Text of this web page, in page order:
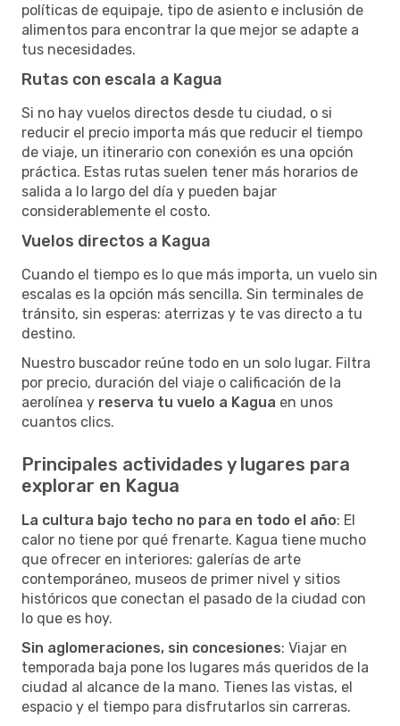
políticas de equipaje, tipo de asiento e inclusión de
alimentos para encontrar la que mejor se adapte a
tus necesidades.
Rutas con escala a Kagua
Si no hay vuelos directos desde tu ciudad, o si
reducir el precio importa más que reducir el tiempo
de viaje, un itinerario con conexión es una opción
práctica. Estas rutas suelen tener más horarios de
salida a lo largo del día y pueden bajar
considerablemente el costo.
Vuelos directos a Kagua
Cuando el tiempo es lo que más importa, un vuelo sin
escalas es la opción más sencilla. Sin terminales de
tránsito, sin esperas: aterrizas y te vas directo a tu
destino.
Nuestro buscador reúne todo en un solo lugar. Filtra
por precio, duración del viaje o calificación de la
aerolínea y reserva tu vuelo a Kagua en unos
cuantos clics.
Principales actividades y lugares para
explorar en Kagua
La cultura bajo techo no para en todo el año: El
calor no tiene por qué frenarte. Kagua tiene mucho
que ofrecer en interiores: galerías de arte
contemporáneo, museos de primer nivel y sitios
históricos que conectan el pasado de la ciudad con
lo que es hoy.
Sin aglomeraciones, sin concesiones: Viajar en
temporada baja pone los lugares más queridos de la
ciudad al alcance de la mano. Tienes las vistas, el
espacio y el tiempo para disfrutarlos sin carreras.